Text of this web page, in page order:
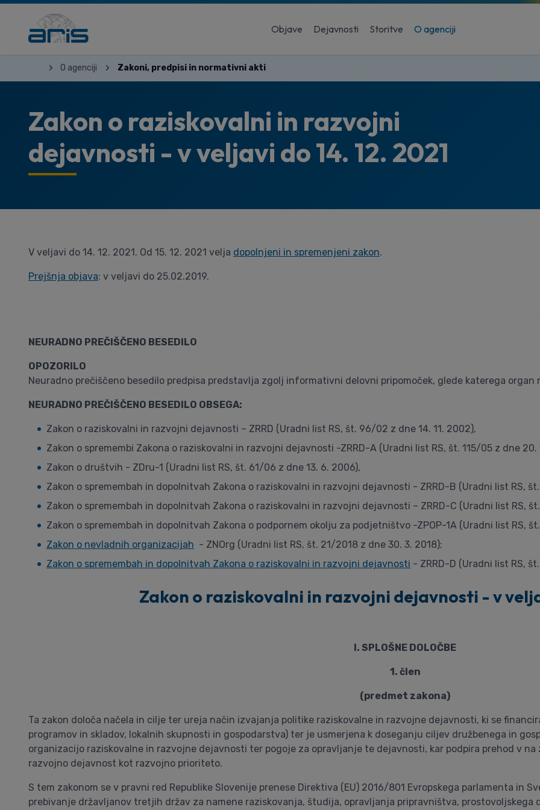
Objave Dejavnosti Storitve O agenciji
O agenciji Zakoni, predpisi in normativni akti
Zakon o raziskovalni in razvojni
dejavnosti - v veljavi do 14. 12. 2021
V veljavi do 14. 12. 2021. Od 15. 12. 2021 velja dopolnjeni in spremenjeni zakon.
Prejšnja objava: v veljavi do 25.02.2019.
NEURADNO PREČIŠČENO BESEDILO
OPOZORILO
Neuradno prečiščeno besedilo predpisa predstavlja zgolj informativni delovni pripomoček, glede katerega organ
NEURADNO PREČIŠČENO BESEDILO OBSEGA:
Zakon o raziskovalni in razvojni dejavnosti – ZRRD (Uradni list RS, št. 96/02 z dne 14. 11. 2002),
Zakon o spremembi Zakona o raziskovalni in razvojni dejavnosti -ZRRD-A (Uradni list RS, št. 115/05 z dne 20.
Zakon o društvih - ZDru-1 (Uradni list RS, št. 61/06 z dne 13. 6. 2006),
Zakon o spremembah in dopolnitvah Zakona o raziskovalni in razvojni dejavnosti - ZRRD-B (Uradni list RS,
Zakon o spremembah in dopolnitvah Zakona o raziskovalni in razvojni dejavnosti – ZRRD-C (Uradni list RS, št.
Zakon o spremembah in dopolnitvah Zakona o podpornem okolju za podjetništvo -ZPOP-1A (Uradni list RS,
Zakon o nevladnih organizacijah - ZNOrg (Uradni list RS, št. 21/2018 z dne 30. 3. 2018);
Zakon o spremembah in dopolnitvah Zakona o raziskovalni in razvojni dejavnosti - ZRRD-D (Uradni list RS,
Zakon o raziskovalni in razvojni dejavnosti - v
I. SPLOŠNE DOLOČBE
1. člen
(predmet zakona)
Ta zakon določa načela in cilje ter ureja način izvajanja politike raziskovalne in razvojne dejavnosti, ki se
programov in skladov, lokalnih skupnosti in gospodarstva) ter je usmerjena k doseganju ciljev družbenega in
organizacijo raziskovalne in razvojne dejavnosti ter pogoje za opravljanje te dejavnosti, kar podpira prehod v
razvojno dejavnost kot razvojno prioriteto.
S tem zakonom se v pravni red Republike Slovenije prenese Direktiva (EU) 2016/801 Evropskega parlamenta in
prebivanje državljanov tretjih držav za namene raziskovanja, študija, opravljanja pripravništva, prostovoljskega